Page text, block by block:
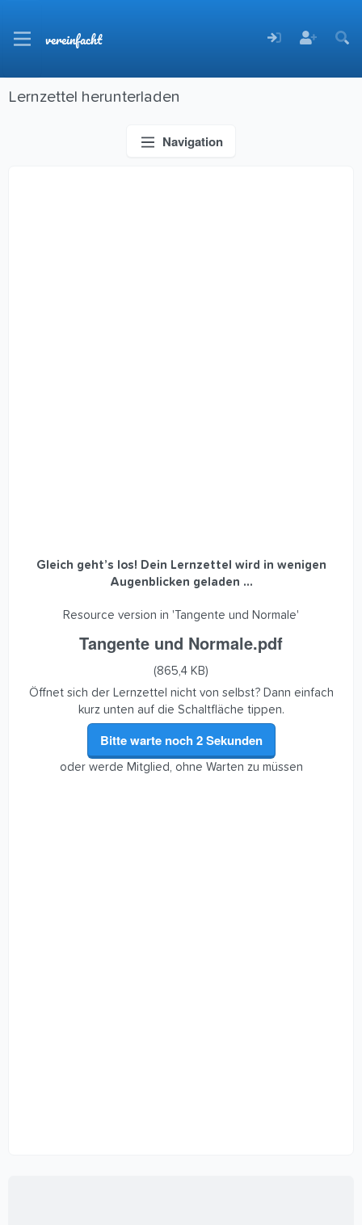
vereinfacht
Lernzettel herunterladen
Navigation
Gleich geht’s los! Dein Lernzettel wird in wenigen
Augenblicken geladen ...
Resource version in 'Tangente und Normale'
Tangente und Normale.pdf
(865,4 KB)
Öffnet sich der Lernzettel nicht von selbst? Dann einfach
kurz unten auf die Schaltfläche tippen.
Bitte warte noch 2Sekunden
oder werde Mitglied, ohne Warten zu müssen